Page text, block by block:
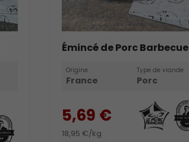
Émincé de Porc Barbecue
Origine
France
Type de viande
Porc
5,69 €
18,95 €/kg